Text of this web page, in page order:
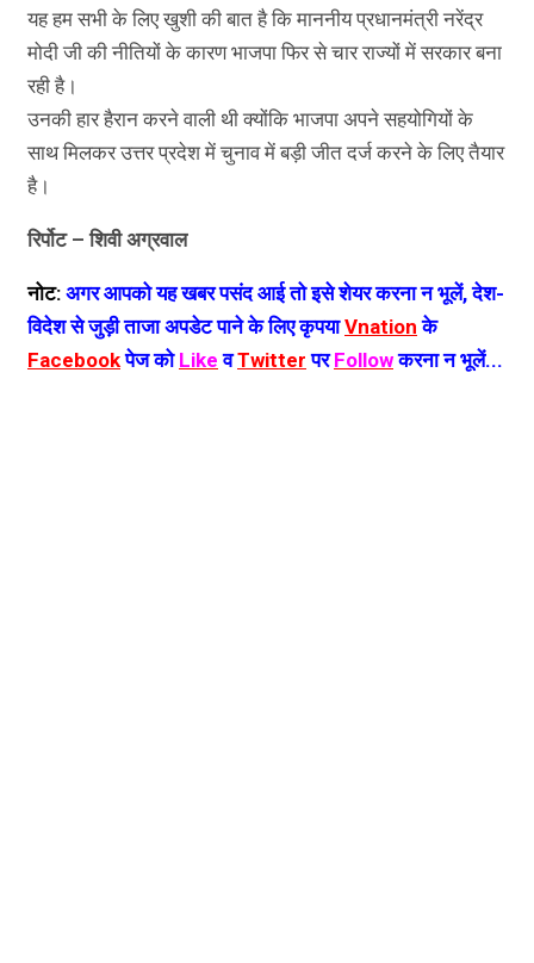
यह हम सभी के लिए खुशी की बात है कि माननीय प्रधानमंत्री नरेंद्र
मोदी जी की नीतियों के कारण भाजपा फिर से चार राज्यों में सरकार बना
रही है।
उनकी हार हैरान करने वाली थी क्योंकि भाजपा अपने सहयोगियों के
साथ मिलकर उत्तर प्रदेश में चुनाव में बड़ी जीत दर्ज करने के लिए तैयार
है।
रिर्पोट – शिवी अग्रवाल
नोट: अगर आपको यह खबर पसंद आई तो इसे शेयर करना न भूलें, देश-
विदेश से जुड़ी ताजा अपडेट पाने के लिए कृपयाVnation के
Facebookपेज को Like वTwitter परFollowकरना न भूलें...